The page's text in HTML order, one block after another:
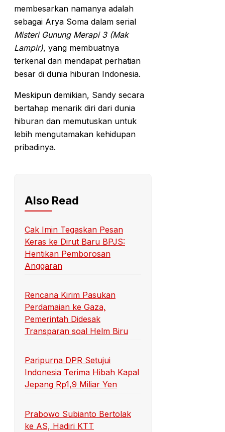
membesarkan namanya adalah
sebagai Arya Soma dalam serial
Misteri Gunung Merapi 3 (Mak
Lampir), yang membuatnya
terkenal dan mendapat perhatian
besar di dunia hiburan Indonesia.
Meskipun demikian, Sandy secara
bertahap menarik diri dari dunia
hiburan dan memutuskan untuk
lebih mengutamakan kehidupan
pribadinya.
Also Read
Cak Imin Tegaskan Pesan
Keras ke Dirut Baru BPJS:
Hentikan Pemborosan
Anggaran
Rencana Kirim Pasukan
Perdamaian ke Gaza,
Pemerintah Didesak
Transparan soal Helm Biru
Paripurna DPR Setujui
Indonesia Terima Hibah Kapal
Jepang Rp1,9 Miliar Yen
Prabowo Subianto Bertolak
ke AS, Hadiri KTT